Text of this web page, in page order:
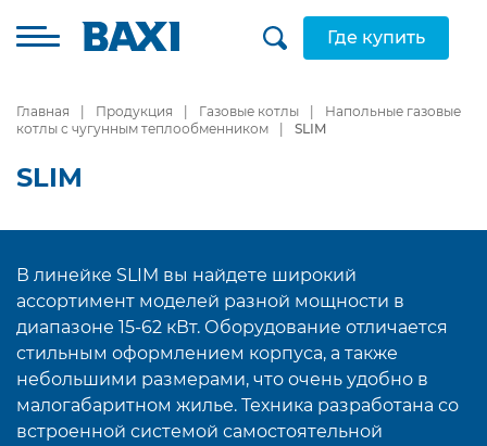
Где купить
Главная Продукция Газовые котлы
Напольные газовые
котлы с чугунным теплообменником
SLIM
SLIM
В линейке SLIM вы найдете широкий
ассортимент моделей разной мощности в
диапазоне 15-62 кВт. Оборудование отличается
стильным оформлением корпуса, а также
небольшими размерами, что очень удобно в
малогабаритном жилье. Техника разработана со
встроенной системой самостоятельной